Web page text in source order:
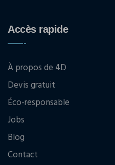
Accès rapide
À propos de 4D
Devis gratuit
Éco-responsable
Jobs
Blog
Contact